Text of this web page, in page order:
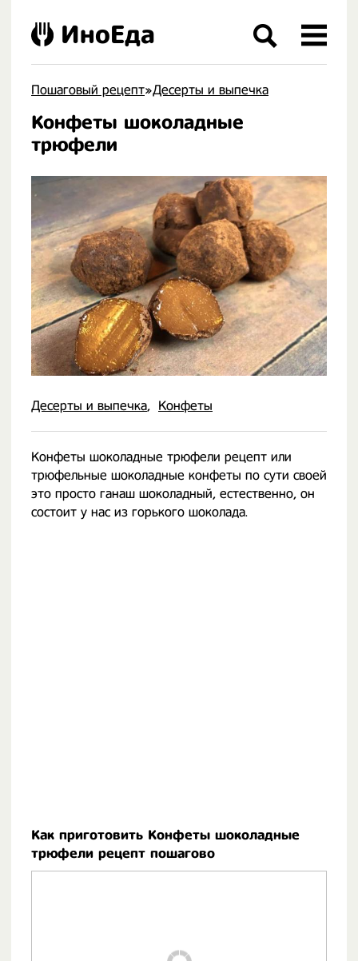
Пошаговый рецепт»Десерты и выпечка
Конфеты шоколадные
трюфели
Десерты и выпечка Конфеты
Конфеты шоколадные трюфели рецепт или
трюфельные шоколадные конфеты по сути своей
это просто ганаш шоколадный, естественно, он
состоит у нас из горького шоколада.
Как приготовить Конфеты шоколадные
трюфели рецепт пошагово
ИноЕда